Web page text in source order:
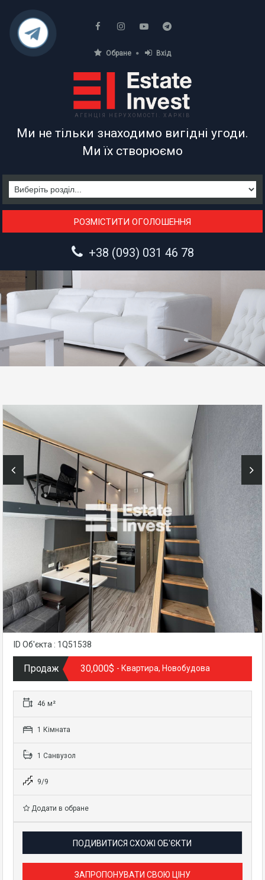
Обране Вхід
АГЕНЦІЯ НЕРУХОМОСТІ. ХАРКІВ
Ми не тільки знаходимо вигідні угоди.
Ми їх створюємо
РОЗМІСТИТИ ОГОЛОШЕННЯ
+38 (093) 031 46 78
ID Об'єкта : 1Q51538
Продаж 30,000$ - Квартира, Новобудова
46 м²
1 Кімната
1 Санвузол
9/9
Додати в обране
ПОДИВИТИСЯ СХОЖІ ОБ'ЄКТИ
ЗАПРОПОНУВАТИ СВОЮ ЦІНУ